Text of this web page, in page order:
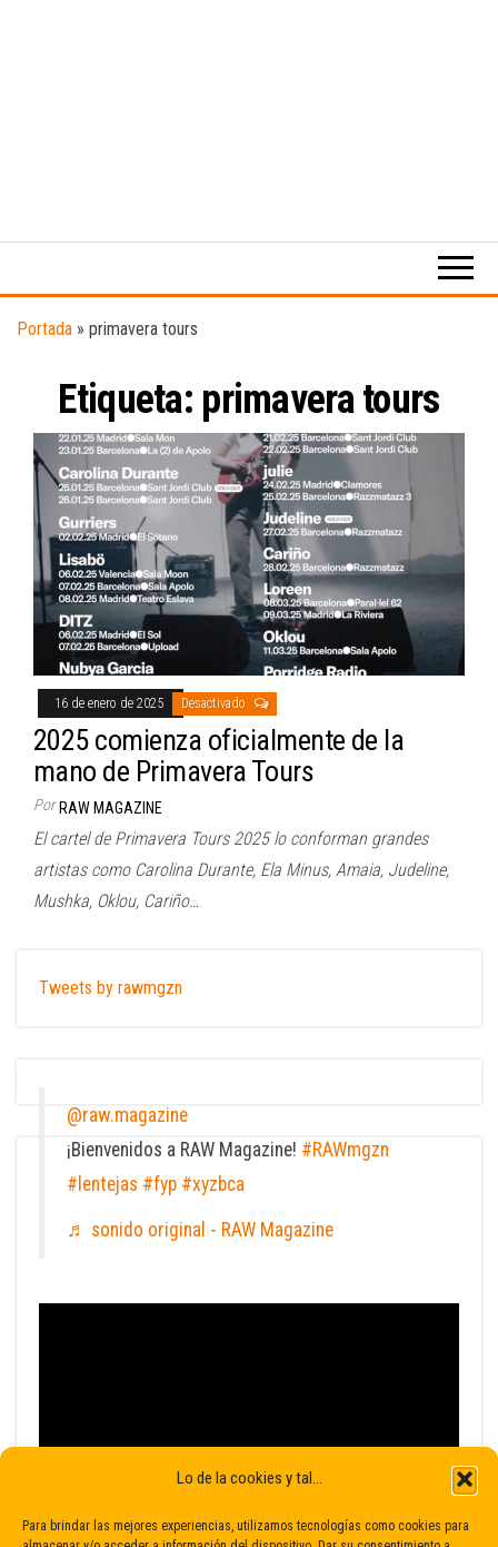
Lo de la cookies y tal...
Para brindar las mejores experiencias, utilizamos tecnologías como cookies para
digital
Portada » primavera tours
Etiqueta: primavera tours
16 de enero de 2025 Desactivado
2025 comienza oficialmente de la
mano de Primavera Tours
Por RAW MAGAZINE
El cartel de Primavera Tours 2025 lo conforman grandes
artistas como Carolina Durante, Ela Minus, Amaia, Judeline,
Mushka, Oklou, Cariño…
Tweets by rawmgzn
@raw.magazine
¡Bienvenidos a RAW Magazine! #RAWmgzn
#lentejas #fyp #xyzbca
♬ sonido original - RAW Magazine